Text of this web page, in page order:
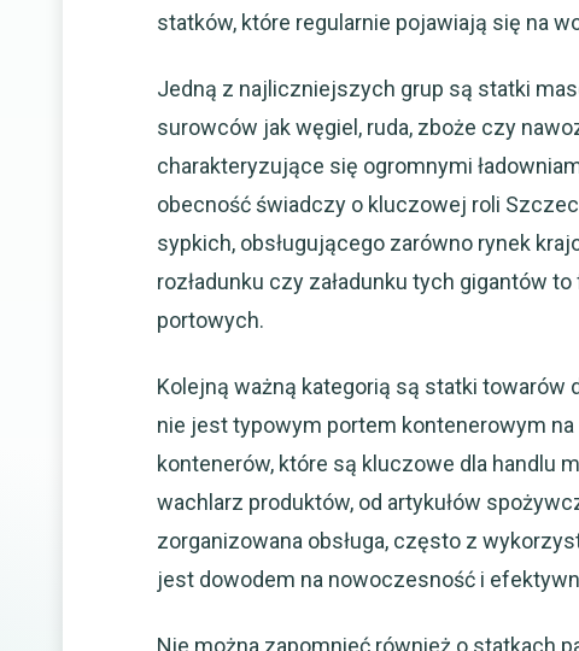
statków, które regularnie pojawiają się na
Jedną z najliczniejszych grup są statki
surowców jak węgiel, ruda, zboże czy
charakteryzujące się ogromnymi
obecność świadczy o kluczowej roli
sypkich, obsługującego zarówno rynek
rozładunku czy załadunku tych gigantów
portowych.
Kolejną ważną kategorią są statki
nie jest typowym portem kontenerowym
kontenerów, które są kluczowe dla handlu
wachlarz produktów, od artykułów
zorganizowana obsługa, często z
jest dowodem na nowoczesność i
Nie można zapomnieć również o statkach